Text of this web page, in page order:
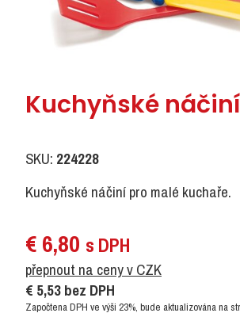
Kuchyňské náčiní
SKU: 224228
Kuchyňské náčiní pro malé kuchaře.
€ 6,80 s DPH
přepnout na ceny v CZK
€ 5,53bez DPH
Započtena DPH ve výši 23%, bude aktualizována na